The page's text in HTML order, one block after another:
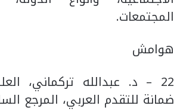
المجتمعات.
هوامش
22 – د. عبدالله تركماني،
ضمانة للتقدم العربي، المرجع